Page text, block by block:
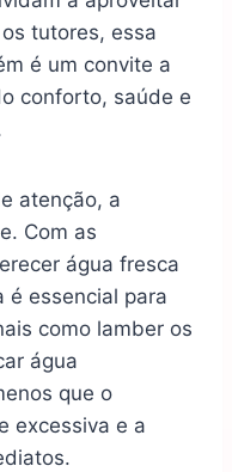
tutores, essa
é um convite a
conforto, saúde e
atenção, a
Com as
água fresca
é essencial para
como lamber os
água
que o
excessiva e a